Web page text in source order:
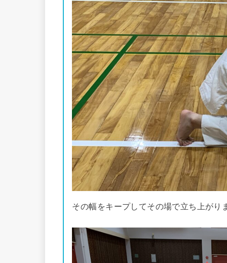
その幅をキープしてその場で立ち上がり